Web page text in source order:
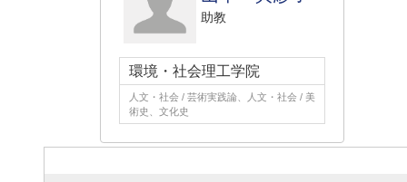
助教
環境・社会理工学院
人文・社会 / 芸術実践論、人文・社会 / 美
術史、文化史